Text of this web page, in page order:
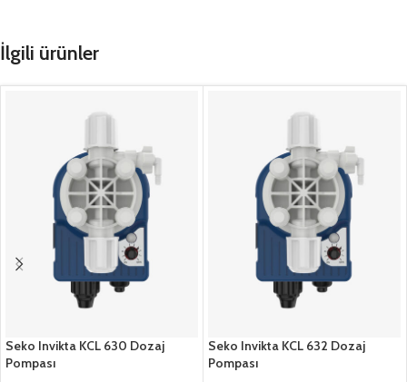
İlgili ürünler
Seko Invikta KCL 630 Dozaj
Pompası
Seko Invikta KCL 632 Dozaj
Pompası